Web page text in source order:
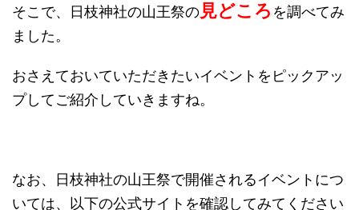
そこで、日枝神社の山王祭の見どころ を調べてみ
ました。
おさえておいていただきたいイベントをピックアッ
プしてご紹介していきますね。
なお、日枝神社の山王祭で開催されるイベントにつ
いては、以下の公式サイトを確認してみてください